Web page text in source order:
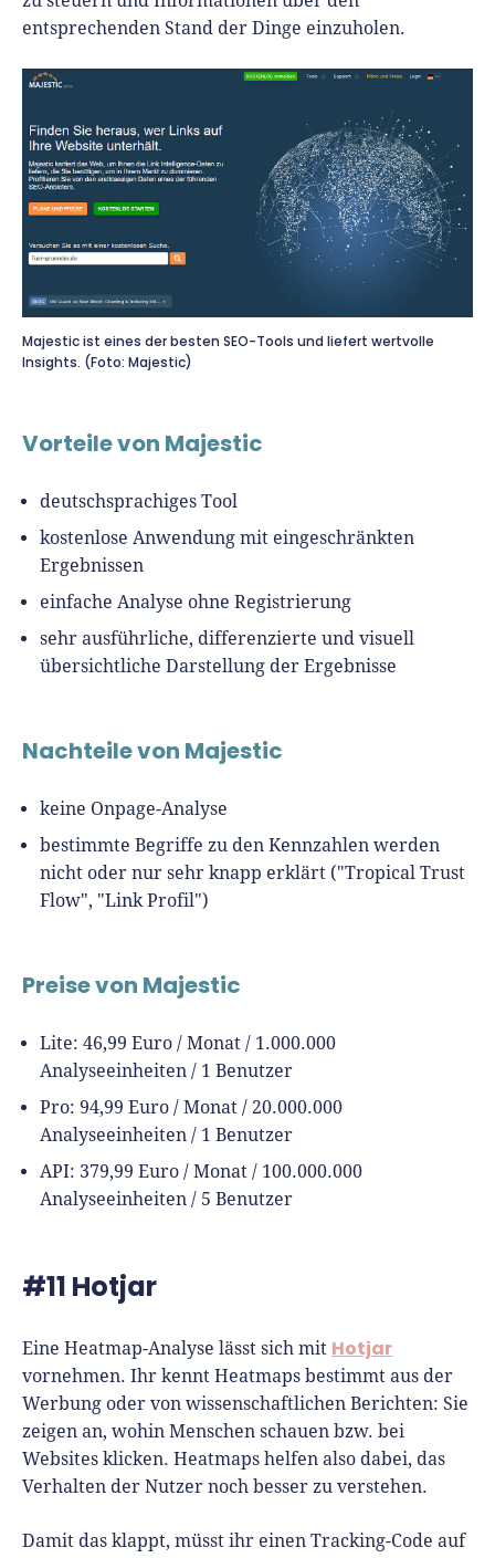
entsprechenden Stand der Dinge einzuholen.
Majestic ist eines der besten SEO-Tools und liefert wertvolle
Insights. (Foto: Majestic)
Vorteile von Majestic
deutschsprachiges Tool
kostenlose Anwendung mit eingeschränkten
Ergebnissen
einfache Analyse ohne Registrierung
sehr ausführliche, differenzierte und visuell
übersichtliche Darstellung der Ergebnisse
Nachteile von Majestic
keine Onpage-Analyse
bestimmte Begriffe zu den Kennzahlen werden
nicht oder nur sehr knapp erklärt ("Tropical Trust
Flow", "Link Profil")
Preise von Majestic
Lite: 46,99 Euro / Monat / 1.000.000
Analyseeinheiten / 1 Benutzer
Pro: 94,99 Euro / Monat / 20.000.000
Analyseeinheiten / 1 Benutzer
API: 379,99 Euro / Monat / 100.000.000
Analyseeinheiten / 5 Benutzer
#11 Hotjar
Eine Heatmap-Analyse lässt sich mit Hotjar
vornehmen. Ihr kennt Heatmaps bestimmt aus der
Werbung oder von wissenschaftlichen Berichten: Sie
zeigen an, wohin Menschen schauen bzw. bei
Websites klicken. Heatmaps helfen also dabei, das
Verhalten der Nutzer noch besser zu verstehen.
Damit das klappt, müsst ihr einen Tracking-Code auf